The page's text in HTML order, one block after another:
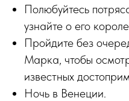
Полюбуйтесь
узнайте о его
Пройдите без
Марка, чтобы
известных
Ночь в Венеции.